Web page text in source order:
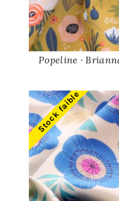
Popeline ·
Stock faible